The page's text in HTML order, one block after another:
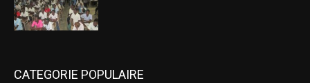
CATEGORIE POPULAIRE